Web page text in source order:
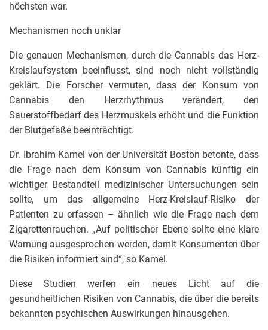
höchsten war.
Mechanismen noch unklar
Die genauen Mechanismen, durch die Cannabis das Herz-
Kreislaufsystem beeinflusst, sind noch nicht vollständig
geklärt. Die Forscher vermuten, dass der Konsum von
Cannabis den Herzrhythmus verändert, den
Sauerstoffbedarf des Herzmuskels erhöht und die Funktion
der Blutgefäße beeinträchtigt.
Dr. Ibrahim Kamel von der Universität Boston betonte, dass
die Frage nach dem Konsum von Cannabis künftig ein
wichtiger Bestandteil medizinischer Untersuchungen sein
sollte, um das allgemeine Herz-Kreislauf-Risiko der
Patienten zu erfassen – ähnlich wie die Frage nach dem
Zigarettenrauchen. „Auf politischer Ebene sollte eine klare
Warnung ausgesprochen werden, damit Konsumenten über
die Risiken informiert sind“, so Kamel.
Diese Studien werfen ein neues Licht auf die
gesundheitlichen Risiken von Cannabis, die über die bereits
bekannten psychischen Auswirkungen hinausgehen.